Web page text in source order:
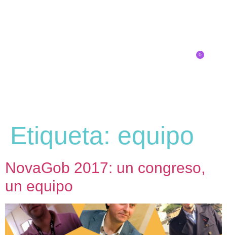
0
Etiqueta: equipo
NovaGob 2017: un congreso,
un equipo